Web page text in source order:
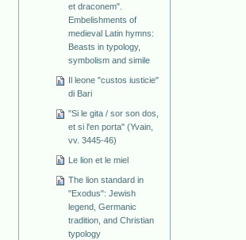
et draconem".
Embelishments of
medieval Latin hymns:
Beasts in typology,
symbolism and simile
Il leone "custos iusticie"
di Bari
"Si le gita / sor son dos,
et si l'en porta" (Yvain,
vv. 3445-46)
Le lion et le miel
The lion standard in
"Exodus": Jewish
legend, Germanic
tradition, and Christian
typology